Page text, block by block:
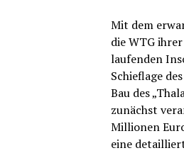
Mit dem
die WTG
laufenden
Schieflage
Bau des
zunächst
Millionen
eine